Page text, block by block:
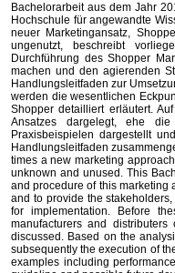
Bachelorarbeit aus dem Jahr
Hochschule für angewandte
neuer Marketingansatz,
ungenutzt, beschreibt
Durchführung des Shopper
machen und den agierenden
Handlungsleitfaden zur
werden die wesentlichen
Shopper detailliert erläutert.
Ansatzes dargelegt, ehe die
Praxisbeispielen dargestellt
Handlungsleitfaden
times a new marketing
unknown and unused. This
and procedure of this marketing
and to provide the
for implementation. Before
manufacturers and
discussed. Based on the
subsequently the execution of
examples including